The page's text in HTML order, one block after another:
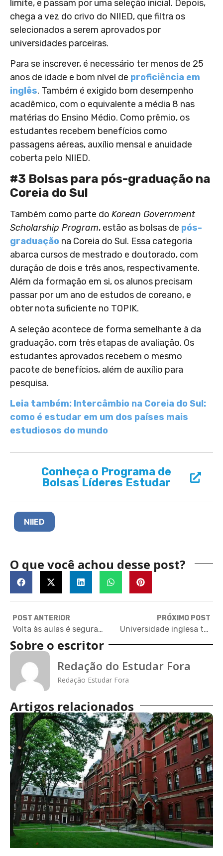
limite, e passam por uma seleção inicial. Depois,
chega a vez do crivo do NIIED, que filtra os
selecionados a serem aprovados por
universidades parceiras.
Para se inscrever, é necessário ter menos de 25
anos de idade e bom nível de proficiência em
inglês. Também é exigido bom desempenho
acadêmico, com o equivalente a média 8 nas
matérias do Ensino Médio. Como prêmio, os
estudantes recebem benefícios como
passagens aéreas, auxílio mensal e anuidade
coberta pelo NIIED.
#3 Bolsas para pós-graduação na
Coreia do Sul
Também como parte do Korean Government
Scholarship Program, estão as bolsas de pós-
graduação na Coreia do Sul. Essa categoria
abarca cursos de mestrado e doutorado, com
duração de dois e três anos, respectivamente.
Além da formação em si, os alunos precisam
passar por um ano de estudos de coreano, e
obter nota suficiente no TOPIK.
A seleção acontece de forma semelhante à da
graduação, com três etapas de avaliação. Os
estudantes aprovados recebem o mesmo
pacote de benefícios, além de auxílio para
pesquisa.
Leia também: Intercâmbio na Coreia do Sul:
como é estudar em um dos países mais
estudiosos do mundo
Conheça o Programa de
Bolsas Líderes Estudar
NIIED
O que você achou desse post?
POST ANTERIOR
Volta às aulas é segura na pandemia? O que dizem pesquisas de universidades estrangeiras
PRÓXIMO POST
Universidade inglesa tem bolsas para mulheres em MBA
Sobre o escritor
Redação do Estudar Fora
Redação Estudar Fora
Artigos relacionados